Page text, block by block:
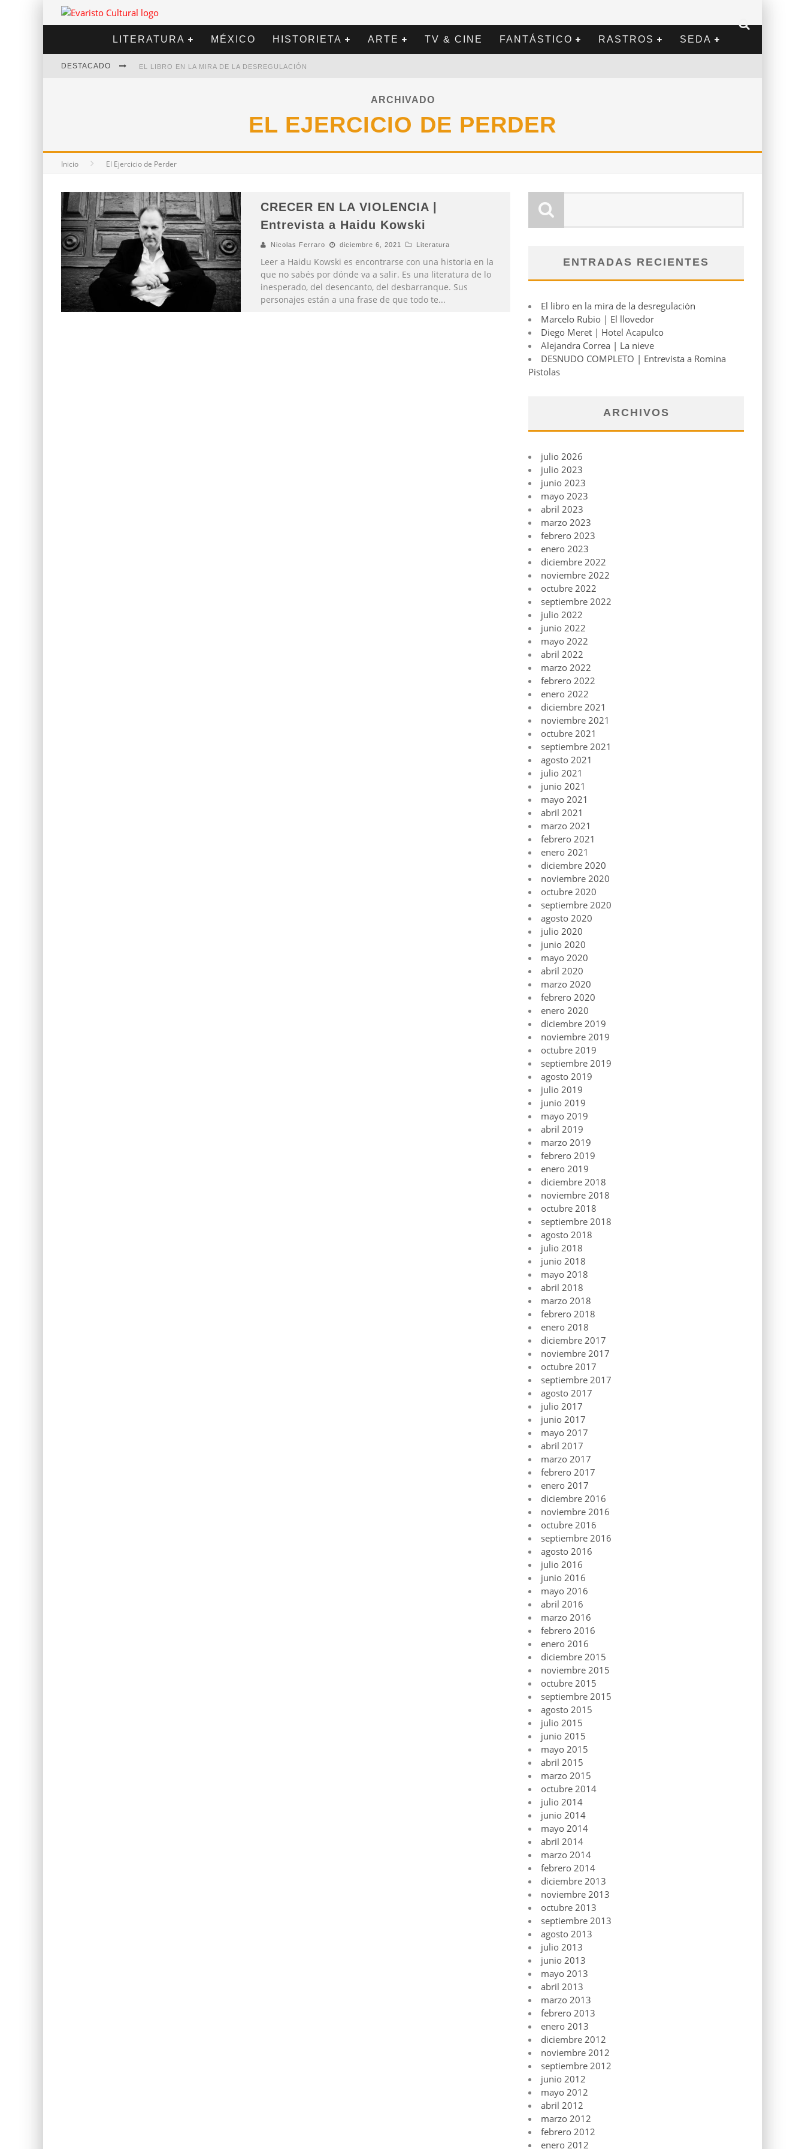
LITERATURA MÉXICO HISTORIETA ARTE TV & CINE FANTÁSTICO RASTROS SEDA
DESTACADO EL LIBRO EN LA MIRA DE LA DESREGULACIÓN
DIEGO MERET | HOTEL ACAPULCO
ARCHIVADO
EL EJERCICIO DE PERDER
Inicio El Ejercicio de Perder
CRECER EN LA VIOLENCIA |
Entrevista a Haidu Kowski
Nicolas Ferraro diciembre 6, 2021 Literatura
Leer a Haidu Kowski es encontrarse con una historia en la
que no sabés por dónde va a salir. Es una literatura de lo
inesperado, del desencanto, del desbarranque. Sus
personajes están a una frase de que todo te...
ENTRADAS RECIENTES
El libro en la mira de la desregulación
Marcelo Rubio | El llovedor
Diego Meret | Hotel Acapulco
Alejandra Correa | La nieve
DESNUDO COMPLETO | Entrevista a Romina
Pistolas
ARCHIVOS
julio 2026
julio 2023
junio 2023
mayo 2023
abril 2023
marzo 2023
febrero 2023
enero 2023
diciembre 2022
noviembre 2022
octubre 2022
septiembre 2022
julio 2022
junio 2022
mayo 2022
abril 2022
marzo 2022
febrero 2022
enero 2022
diciembre 2021
noviembre 2021
octubre 2021
septiembre 2021
agosto 2021
julio 2021
junio 2021
mayo 2021
abril 2021
marzo 2021
febrero 2021
enero 2021
diciembre 2020
noviembre 2020
octubre 2020
septiembre 2020
agosto 2020
julio 2020
junio 2020
mayo 2020
abril 2020
marzo 2020
febrero 2020
enero 2020
diciembre 2019
noviembre 2019
octubre 2019
septiembre 2019
agosto 2019
julio 2019
junio 2019
mayo 2019
abril 2019
marzo 2019
febrero 2019
enero 2019
diciembre 2018
noviembre 2018
octubre 2018
septiembre 2018
agosto 2018
julio 2018
junio 2018
mayo 2018
abril 2018
marzo 2018
febrero 2018
enero 2018
diciembre 2017
noviembre 2017
octubre 2017
septiembre 2017
agosto 2017
julio 2017
junio 2017
mayo 2017
abril 2017
marzo 2017
febrero 2017
enero 2017
diciembre 2016
noviembre 2016
octubre 2016
septiembre 2016
agosto 2016
julio 2016
junio 2016
mayo 2016
abril 2016
marzo 2016
febrero 2016
enero 2016
diciembre 2015
noviembre 2015
octubre 2015
septiembre 2015
agosto 2015
julio 2015
junio 2015
mayo 2015
abril 2015
marzo 2015
octubre 2014
julio 2014
junio 2014
mayo 2014
abril 2014
marzo 2014
febrero 2014
diciembre 2013
noviembre 2013
octubre 2013
septiembre 2013
agosto 2013
julio 2013
junio 2013
mayo 2013
abril 2013
marzo 2013
febrero 2013
enero 2013
diciembre 2012
noviembre 2012
septiembre 2012
junio 2012
mayo 2012
abril 2012
marzo 2012
febrero 2012
enero 2012